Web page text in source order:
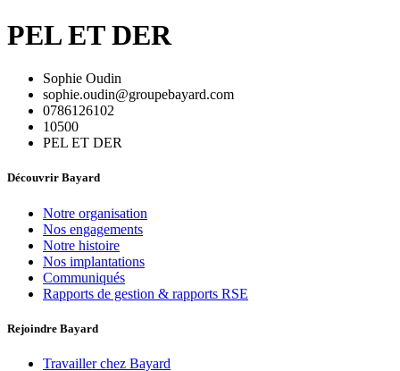
PEL ET DER
Sophie Oudin
sophie.oudin@groupebayard.com
0786126102
10500
PEL ET DER
Découvrir Bayard
Notre organisation
Nos engagements
Notre histoire
Nos implantations
Communiqués
Rapports de gestion & rapports RSE
Rejoindre Bayard
Travailler chez Bayard